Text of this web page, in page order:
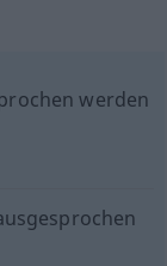
werden